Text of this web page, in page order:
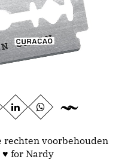
voorbehouden
for Nardy